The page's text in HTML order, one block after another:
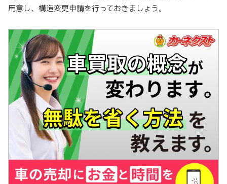
用意し、構造変更申請を行っておきましょう。